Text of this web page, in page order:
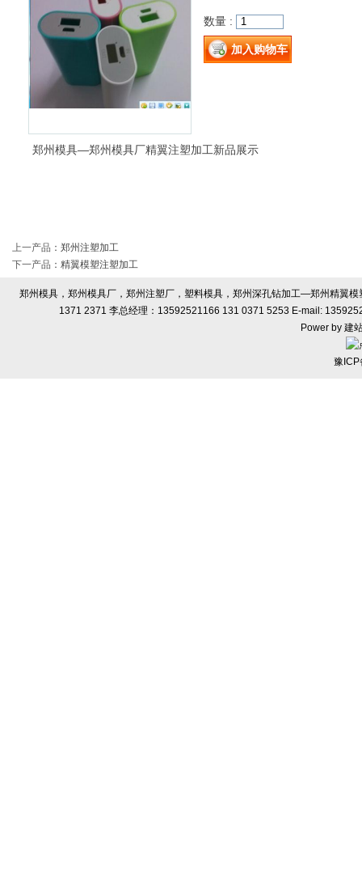
数量 :
郑州模具—郑州模具厂精翼注塑加工新品展示
上一产品 ： 郑州注塑加工
下一产品 ： 精翼模塑注塑加工
郑州模具，郑州模具厂，郑州注塑厂，塑料模具，郑州深孔钻加工—郑州精翼
1371 2371 李总经理：13592521166 131 0371 5253 E-mail:
Power by 建
豫